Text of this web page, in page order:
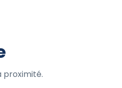
proximité.